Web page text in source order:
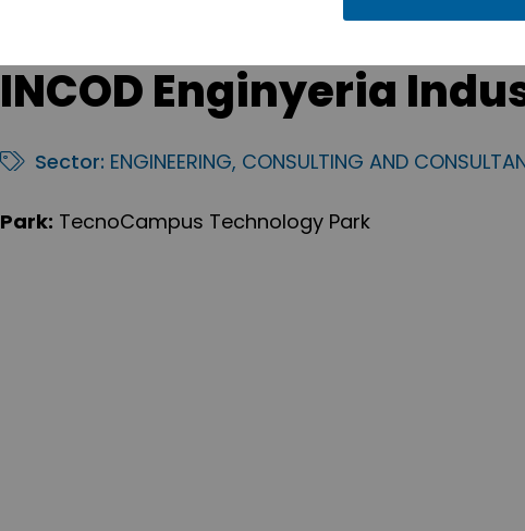
INCOD Enginyeria
Sector: ENGINEERING, CONSULTING AND
Park: TecnoCampus Technology Park